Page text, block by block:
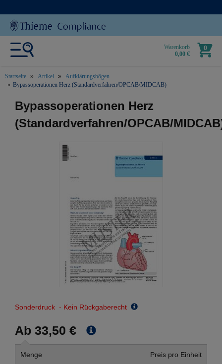
Warenkorb
0,00 €
0
Startseite Artikel
Aufklärungsbögen
Bypassoperationen Herz (Standardverfahren/OPCAB/MIDCAB)
text.skipToContent
text.skipToNavigation
Bypassoperationen Herz
(Standardverfahren/OPCAB/
Sonderdruck - Kein Rückgaberecht
Ab 33,50 €
Menge Preis pro Einheit